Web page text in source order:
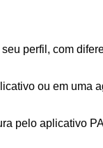
perfil, com
ou em uma
pelo aplicativo